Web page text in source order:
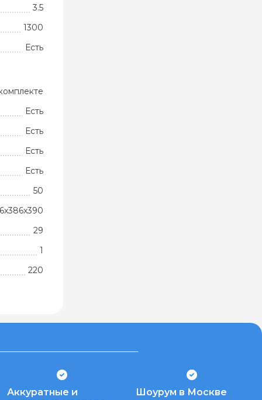
3.5
1300
Есть
Есть
Есть
Есть
Есть
50
29
1
220
Аккуратные и
Шоурум в Москве